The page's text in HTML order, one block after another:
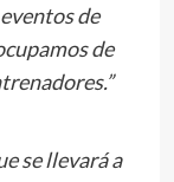
de
de
se llevará a